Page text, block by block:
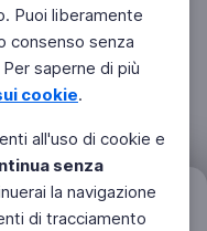
Puoi liberamente
consenso senza
saperne di più
cookie.
all'uso di cookie e
senza
la navigazione
di tracciamento
Azzera